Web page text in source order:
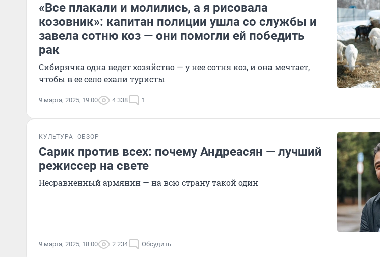
«Все плакали и молились, а я рисовала
козовник»: капитан полиции ушла со службы и
завела сотню коз — они помогли ей победить
рак
Сибирячка одна ведет хозяйство — у нее сотня коз, и она мечтает,
чтобы в ее село ехали туристы
9 марта, 2025, 19:00 4 338 1
КУЛЬТУРА ОБЗОР
Сарик против всех: почему Андреасян — лучший
режиссер на свете
Несравненный армянин — на всю страну такой один
9 марта, 2025, 18:00 2 234 Обсудить